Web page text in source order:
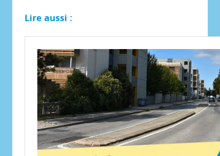
Lire aussi :